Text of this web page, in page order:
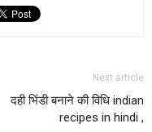
Next article
दही भिंडी बनाने की विधि indian
recipes in hindi ,